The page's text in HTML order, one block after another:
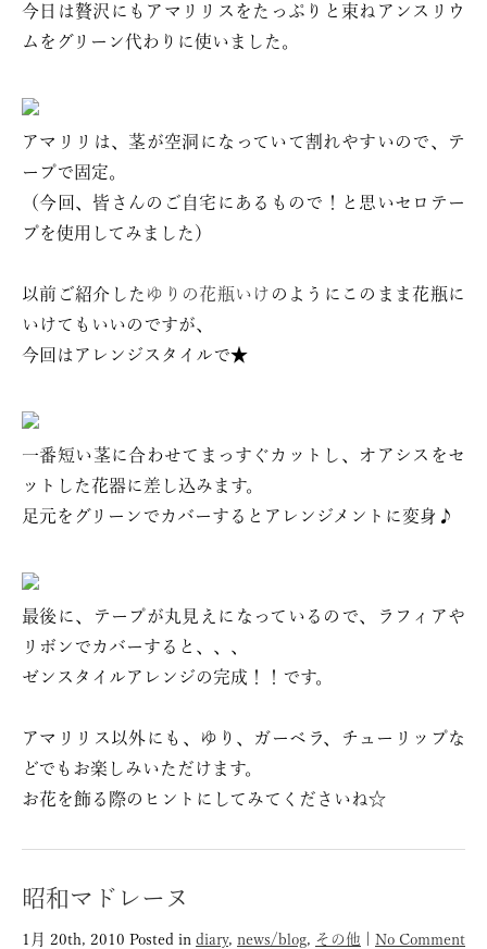
今日は贅沢にもアマリリスをたっぷりと束ねアンスリウ
ムをグリーン代わりに使いました。
アマリリは、茎が空洞になっていて割れやすいので、テ
ープで固定。
（今回、皆さんのご自宅にあるもので！と思いセロテー
プを使用してみました）
以前ご紹介した ゆりの花瓶いけ のようにこのまま花瓶に
いけてもいいのですが、
今回はアレンジスタイルで★
一番短い茎に合わせてまっすぐカットし、オアシスをセ
ットした花器に差し込みます。
足元をグリーンでカバーするとアレンジメントに変身♪
最後に、テープが丸見えになっているので、ラフィアや
リボンでカバーすると、、、
ゼンスタイルアレンジの完成！！です。
アマリリス以外にも、ゆり、ガーベラ、チューリップな
どでもお楽しみいただけます。
お花を飾る際のヒントにしてみてくださいね☆
昭和マドレーヌ
1月 20th, 2010 Posted in diary, news/blog その他 No Comment